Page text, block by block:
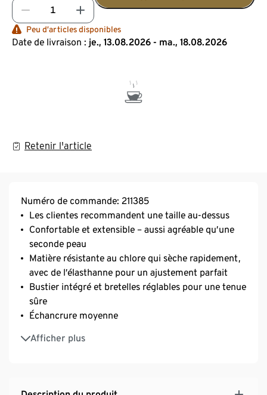
Peu d’articles disponibles
Date de livraison : je., 13.08.2026 - ma., 18.08.2026
Retenir l'article
Numéro de commande: 211385
Les clientes recommandent une taille au-dessus
Confortable et extensible – aussi agréable qu’une
seconde peau
Matière résistante au chlore qui sèche rapidement,
avec de l’élasthanne pour un ajustement parfait
Bustier intégré et bretelles réglables pour une tenue
sûre
Échancrure moyenne
Afficher plus
La matière principale de ce produit est certifiée
OEKO-TEX® STANDARD 100